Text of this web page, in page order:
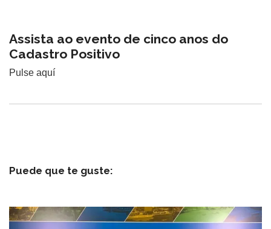
Assista ao evento de cinco anos do
Cadastro Positivo
Pulse aquí
Puede que te guste: